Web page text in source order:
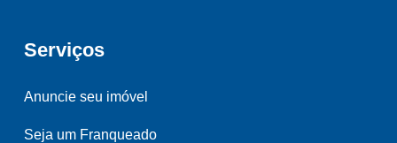
Serviços
Anuncie seu imóvel
Seja um Franqueado